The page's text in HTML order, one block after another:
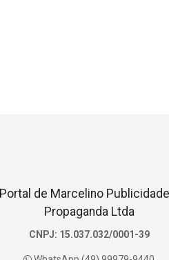
Portal de Marcelino
Propaganda Ltda
CNPJ: 15.037.032/0001-39